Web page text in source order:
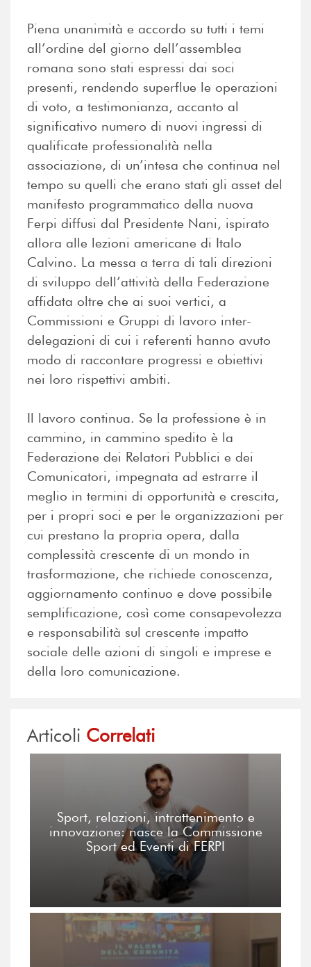
Piena unanimità e accordo su tutti i temi
all’ordine del giorno dell’assemblea
romana sono stati espressi dai soci
presenti, rendendo superflue le operazioni
di voto, a testimonianza, accanto al
significativo numero di nuovi ingressi di
qualificate professionalità nella
associazione, di un’intesa che continua nel
tempo su quelli che erano stati gli asset del
manifesto programmatico della nuova
Ferpi diffusi dal Presidente Nani, ispirato
allora alle lezioni americane di Italo
Calvino. La messa a terra di tali direzioni
di sviluppo dell’attività della Federazione
affidata oltre che ai suoi vertici, a
Commissioni e Gruppi di lavoro inter-
delegazioni di cui i referenti hanno avuto
modo di raccontare progressi e obiettivi
nei loro rispettivi ambiti.
Il lavoro continua. Se la professione è in
cammino, in cammino spedito è la
Federazione dei Relatori Pubblici e dei
Comunicatori, impegnata ad estrarre il
meglio in termini di opportunità e crescita,
per i propri soci e per le organizzazioni per
cui prestano la propria opera, dalla
complessità crescente di un mondo in
trasformazione, che richiede conoscenza,
aggiornamento continuo e dove possibile
semplificazione, così come consapevolezza
e responsabilità sul crescente impatto
sociale delle azioni di singoli e imprese e
della loro comunicazione.
Articoli Correlati
Sport, relazioni, intrattenimento e
innovazione: nasce la Commissione
Sport ed Eventi di FERPI